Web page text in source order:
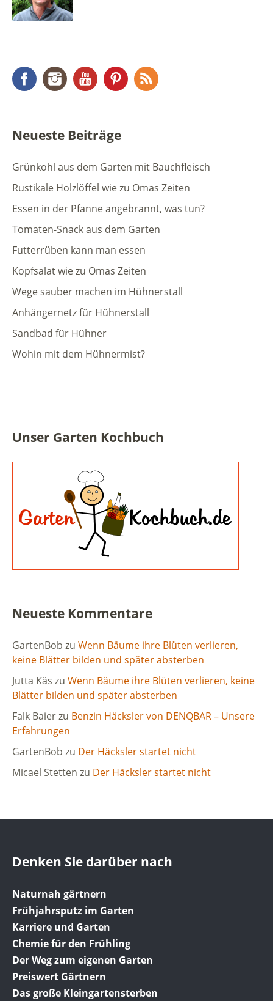
FacebookInstagramYouTubePinterest
Neueste Beiträge
Grünkohl aus dem Garten mit Bauchfleisch
Rustikale Holzlöffel wie zu Omas Zeiten
Essen in der Pfanne angebrannt, was tun?
Tomaten-Snack aus dem Garten
Futterrüben kann man essen
Kopfsalat wie zu Omas Zeiten
Wege sauber machen im Hühnerstall
Anhängernetz für Hühnerstall
Sandbad für Hühner
Wohin mit dem Hühnermist?
Unser Garten Kochbuch
Neueste Kommentare
GartenBob zu Wenn Bäume ihre Blüten verlieren,
keine Blätter bilden und später absterben
Jutta Käs zu Wenn Bäume ihre Blüten verlieren, keine
Blätter bilden und später absterben
Falk Baierzu Benzin Häcksler von DENQBAR – Unsere
Erfahrungen
GartenBob zu Der Häcksler startet nicht
Micael Stetten zu Der Häcksler startet nicht
Denken Sie darüber nach
Naturnah gärtnern
Frühjahrsputz im Garten
Karriere und Garten
Chemie für den Frühling
Der Weg zum eigenen Garten
Preiswert Gärtnern
Das große Kleingartensterben